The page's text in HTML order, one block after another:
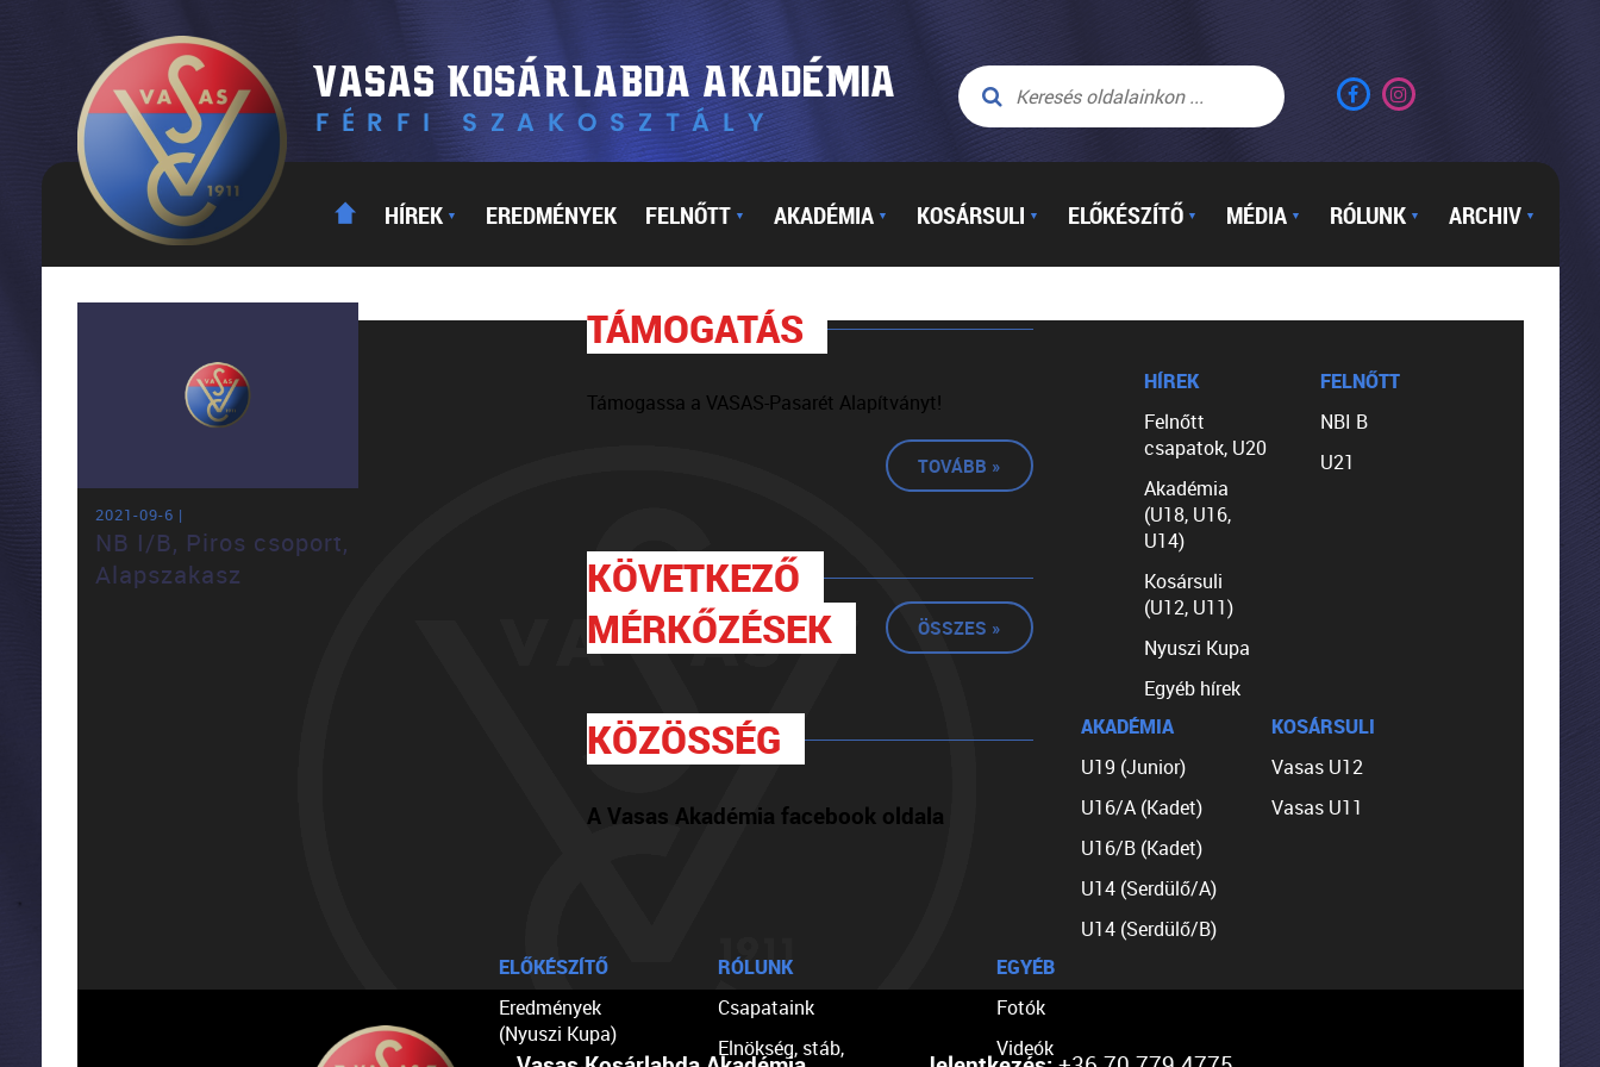
HÍREK ▼ EREDMÉNYEK FELNŐTT ▼ AKADÉMIA ▼ KOSÁRSULI ▼ ELŐKÉSZÍTŐ ▼ MÉDIA ▼ RÓLUNK ▼ ARCHIV ▼
2021-09-6 |
NB I/B, Piros csoport,
Alapszakasz
TÁMOGATÁS
Támogassa a VASAS-Pasarét Alapítványt!
TOVÁBB »
KÖVETKEZŐ
MÉRKŐZÉSEK
ÖSSZES »
KÖZÖSSÉG
A Vasas Akadémia facebook oldala
HÍREK
Felnőtt
csapatok, U20
Akadémia
(U18, U16,
U14)
Kosársuli
(U12, U11)
Nyuszi Kupa
Egyéb hírek
FELNŐTT
NBI B
U21
AKADÉMIA
U19 (Junior)
U16/A (Kadet)
U16/B (Kadet)
U14 (Serdülő/A)
U14 (Serdülő/B)
KOSÁRSULI
Vasas U12
Vasas U11
ELŐKÉSZÍTŐ
Eredmények
(Nyuszi Kupa)
RÓLUNK
Csapataink
Elnökség, stáb,
EGYÉB
Fotók
Videók